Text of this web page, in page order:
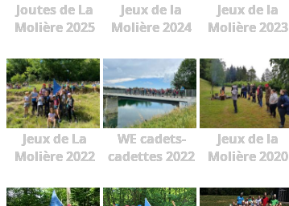
Joutes de La
Molière 2025
Jeux de la
Molière 2024
Jeux de la
Molière 2023
Jeux de La
Molière 2022
WE cadets-
cadettes 2022
Jeux de la
Molière 2020